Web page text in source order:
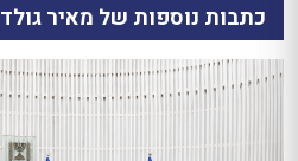
כתבות נוספות של מאיר